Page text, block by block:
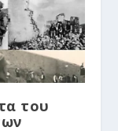
του